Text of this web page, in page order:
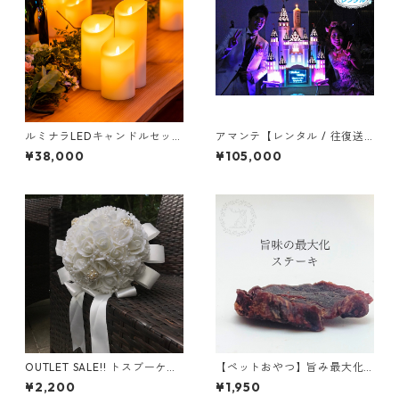
ルミナラLEDキャンドルセット
【レンタル / 往復送料・保証
金￥11,000 込】
¥38,000
アマンテ【レンタル / 往復送
料・保証金￥11,000 込】
¥105,000
OUTLET SALE!! トスブーケ
ラウンド【販売】
¥2,200
【ペットおやつ】旨み最大化
ジャーキー "ステーキ" 60g
¥1,950